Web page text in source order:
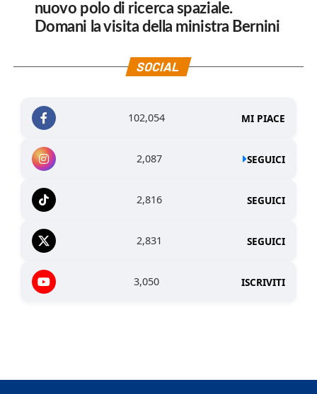
nuovo polo di ricerca spaziale.
Domani la visita della ministra Bernini
SOCIAL
102,054 MI PIACE
2,087 SEGUICI
2,816 SEGUICI
2,831 SEGUICI
3,050 ISCRIVITI